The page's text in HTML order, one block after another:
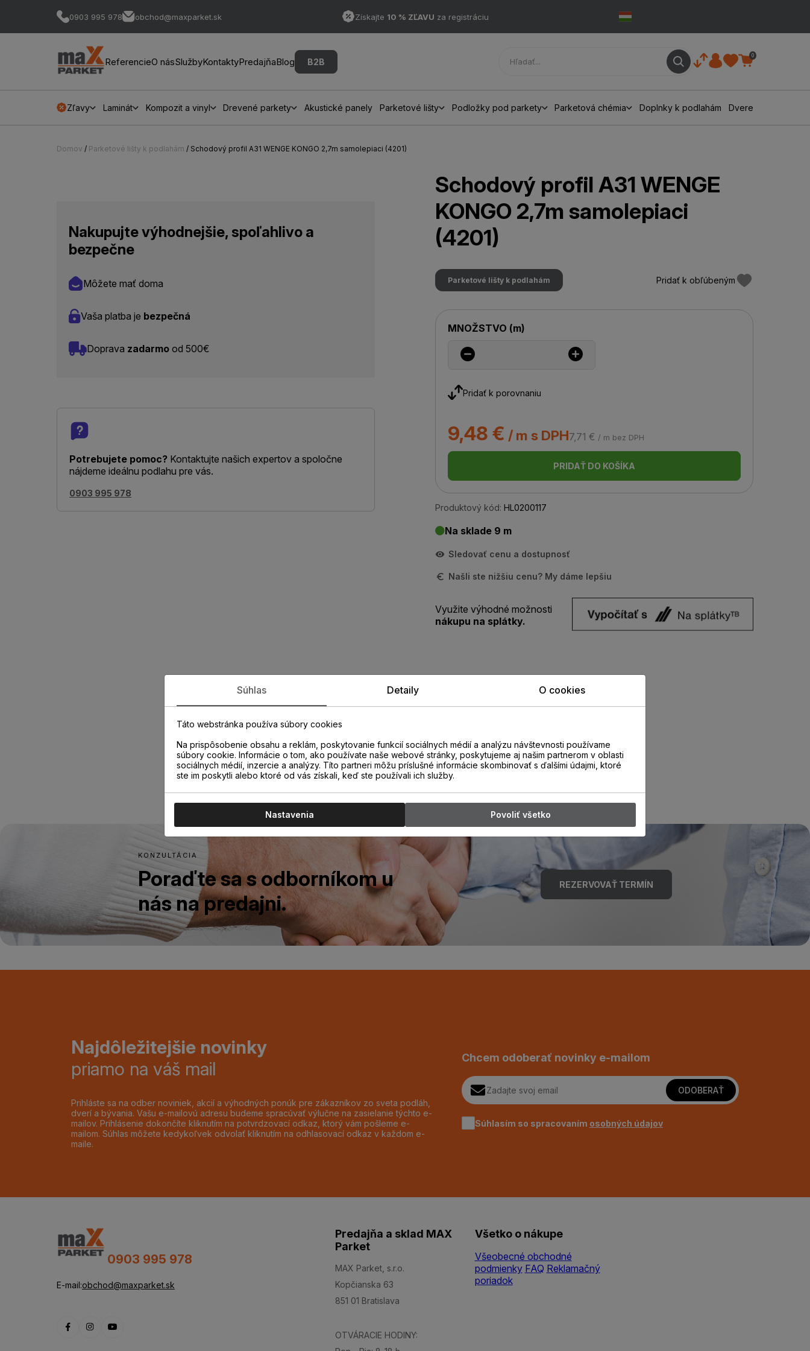
0903 995 978 obchod@maxparket.sk Získajte 10 % ZĽAVU za registráciu
ReferencieO násSlužbyKontaktyPredajňaBlog B2B
0
Zľavy Laminát Kompozit a vinyl Drevené parkety Akustické panely Parketové lišty Podložky pod parkety Parketová chémia Doplnky k podlahám Dvere
Domov / Parketové lišty k podlahám / Schodový profil A31 WENGE KONGO 2,7m samolepiaci (4201)
Nakupujte výhodnejšie, spoľahlivo a
bezpečne
Môžete mať doma
Vaša platba je bezpečná
Doprava zadarmo od 500€
Potrebujete pomoc? Kontaktujte našich expertov a spoločne
nájdeme ideálnu podlahu pre vás.
0903 995 978
Schodový profil A31 WENGE
KONGO 2,7m samolepiaci
(4201)
Parketové lišty k podlahám Pridať k obľúbeným
MNOŽSTVO (m)
Pridať k porovnaniu
9,48 € / m s DPH7,71 € / m bez DPH
PRIDAŤ DO KOŠÍKA
Produktový kód: HL0200117
Na sklade 9 m
Sledovať cenu a dostupnosť
Našli ste nižšiu cenu? My dáme lepšiu
Využite výhodné možnosti
nákupu na splátky.
Zistite viac o vlastnostiach
KONZULTÁCIA
Poraďte sa s odborníkom u
nás na predajni.
REZERVOVAŤ TERMÍN
Najdôležitejšie novinky
priamo na váš mail
Prihláste sa na odber noviniek, akcií a výhodných ponúk pre zákazníkov zo sveta podláh,
dverí a bývania. Vašu e-mailovú adresu budeme spracúvať výlučne na zasielanie týchto e-
mailov. Prihlásenie dokončíte kliknutím na potvrdzovací odkaz, ktorý vám pošleme e-
mailom. Súhlas môžete kedykoľvek odvolať kliknutím na odhlasovací odkaz v každom e-
maile.
Chcem odoberať novinky e-mailom
ODOBERAŤ
Súhlasím so spracovaním osobných údajov
0903 995 978
E-mail:obchod@maxparket.sk
Predajňa a sklad MAX
Parket
MAX Parket, s.r.o.
Kopčianska 63
851 01 Bratislava
OTVÁRACIE HODINY:
Všetko o nákupe
Všeobecné obchodné
podmienky FAQ Reklamačný
poriadok
Súhlas Detaily O cookies
Táto webstránka používa súbory cookies
Na prispôsobenie obsahu a reklám, poskytovanie funkcií sociálnych médií a analýzu návštevnosti používame
súbory cookie. Informácie o tom, ako používate naše webové stránky, poskytujeme aj našim partnerom v oblasti
sociálnych médií, inzercie a analýzy. Títo partneri môžu príslušné informácie skombinovať s ďalšími údajmi, ktoré
ste im poskytli alebo ktoré od vás získali, keď ste používali ich služby.
Nastavenia Povoliť všetko